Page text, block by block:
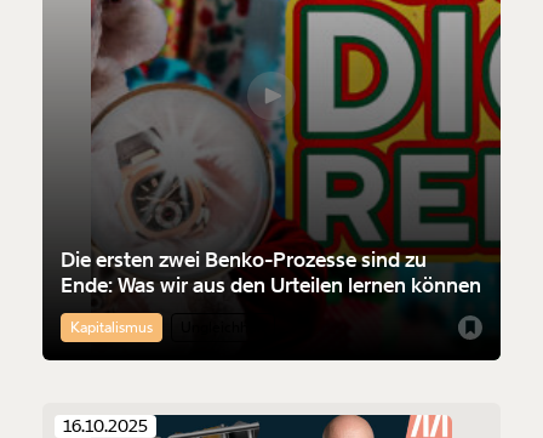
Die ersten zwei Benko-Prozesse sind zu
Ende: Was wir aus den Urteilen lernen können
Kapitalismus
16.10.2025